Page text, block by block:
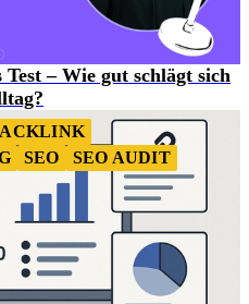
Test – Wie gut schlägt sich
SEO SEO AUDIT